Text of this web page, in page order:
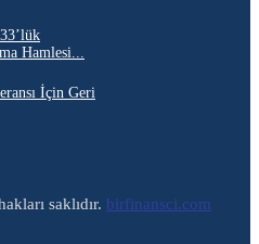
Hamlesi...
İçin Geri
saklıdır. birfinansci.com